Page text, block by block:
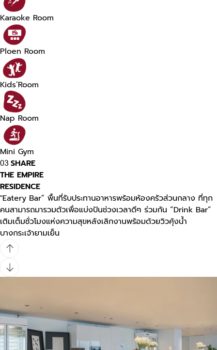
Karaoke Room
Ploen Room
Kids’Room
Nap Room
Mini Gym
03SHARE
THE EMPIRE
RESIDENCE
"Eatery Bar” พื้นที่รับประทานอาหารพร้อมห้องครัวส่วนกลาง ที่ทุก
คนสามารถมารวมตัวเพื่อแบ่งปันช่วงเวลาดีๆ ร่วมกัน “Drink Bar”
เติมเต็มชั่วโมงแห่งความสุขหลังเลิกงานพร้อมด้วยวิวคุ้งน้ำ
บางกระเจ้ายามเย็น